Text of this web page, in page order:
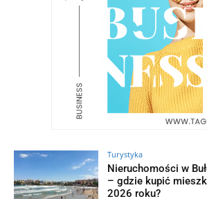
Turystyka
Nieruchomości w
– gdzie kupić
2026 roku?